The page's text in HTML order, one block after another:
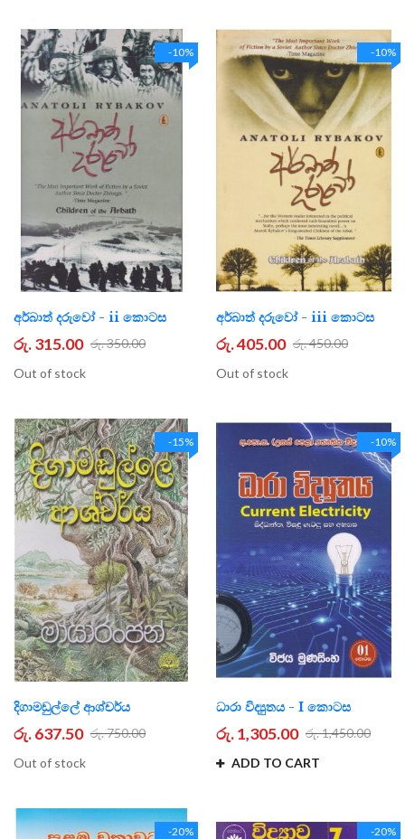
-10%
අර්බාත් දරුවෝ - ii කොටස
රු. 315.00 රු. 350.00
Out of stock
-10%
අර්බාත් දරුවෝ - iii කොටස
රු. 405.00 රු. 450.00
Out of stock
-15%
දිගාමඬුල්ලේ ආශ්චර්ය
රු. 637.50 රු. 750.00
Out of stock
-10%
ධාරා විද්‍යුතය - I කොටස
රු. 1,305.00 රු. 1,450.00
ADD TO CART
-20% -20%